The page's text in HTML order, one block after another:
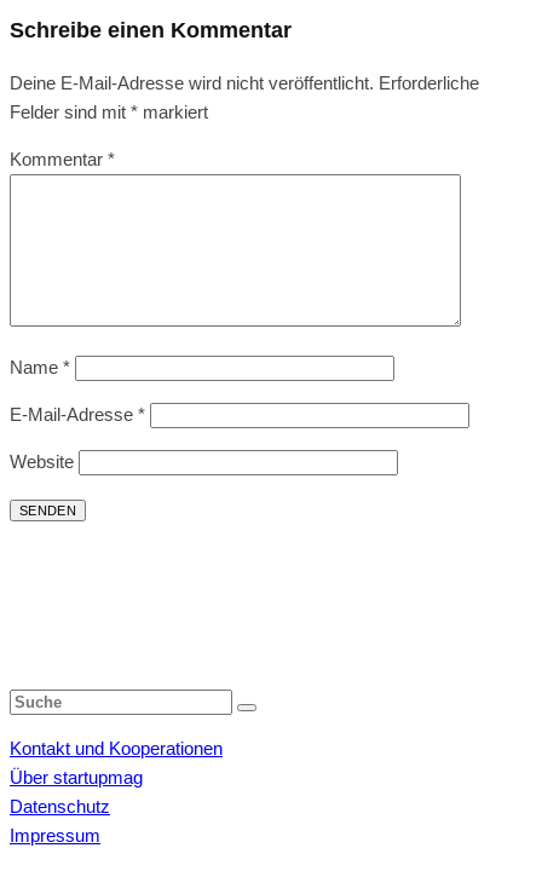
Schreibe einen Kommentar
Deine E-Mail-Adresse wird nicht veröffentlicht. Erforderliche
Felder sind mit * markiert
Kommentar *
Name *
E-Mail-Adresse *
Website
Kontakt und Kooperationen
Über startupmag
Datenschutz
Impressum